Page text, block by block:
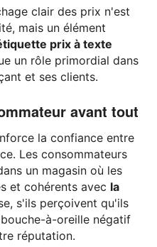
clair des prix n'est
mais un élément
prix à texte
un rôle primordial dans
et ses clients.
avant tout
la confiance entre
Les consommateurs
un magasin où les
et cohérents avec la
s'ils perçoivent qu'ils
à-oreille négatif
réputation.